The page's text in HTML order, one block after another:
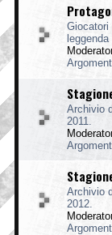
Giocatori
Archivio
2011.
Archivio
2012.